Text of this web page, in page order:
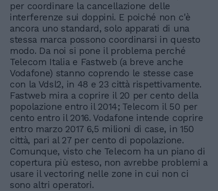
per coordinare la cancellazione delle
interferenze sui doppini. E poiché non c'è
ancora uno standard, solo apparati di una
stessa marca possono coordinarsi in questo
modo. Da noi si pone il problema perché
Telecom Italia e Fastweb (a breve anche
Vodafone) stanno coprendo le stesse case
con la Vdsl2, in 48 e 23 città rispettivamente.
Fastweb mira a coprire il 20 per cento della
popolazione entro il 2014; Telecom il 50 per
cento entro il 2016. Vodafone intende coprire
entro marzo 2017 6,5 milioni di case, in 150
città, pari al 27 per cento di popolazione.
Comunque, visto che Telecom ha un piano di
copertura più esteso, non avrebbe problemi a
usare il vectoring nelle zone in cui non ci
sono altri operatori.